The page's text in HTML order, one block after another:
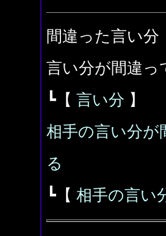
間違った言い分
言い分が間違っ
┗【 言い分 】
相手の言い分が
る
┗【 相手の言い